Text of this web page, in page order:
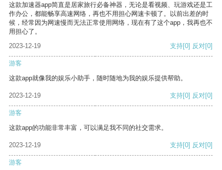
这款加速器app简直是居家旅行必备神器，无论是看视频、玩游戏还是工
作办公，都能畅享高速网络，再也不用担心网速卡顿了。以前出差的时
候，经常因为网速慢而无法正常使用网络，现在有了这个app，我再也不
用担心了。
2023-12-19
支持[0] 反对[0]
游客
这款app就像我的娱乐小助手，随时随地为我的娱乐提供帮助。
2023-12-19 支持[0] 反对[0]
游客
这款app的功能非常丰富，可以满足我不同的社交需求。
2023-12-19 支持[0] 反对[0]
游客